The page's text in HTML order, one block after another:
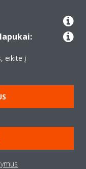
slapukų
eikite į